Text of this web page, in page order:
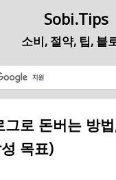
Sobi.Tips
소비, 절약, 팁, 블
로 돈버는 방
목표)